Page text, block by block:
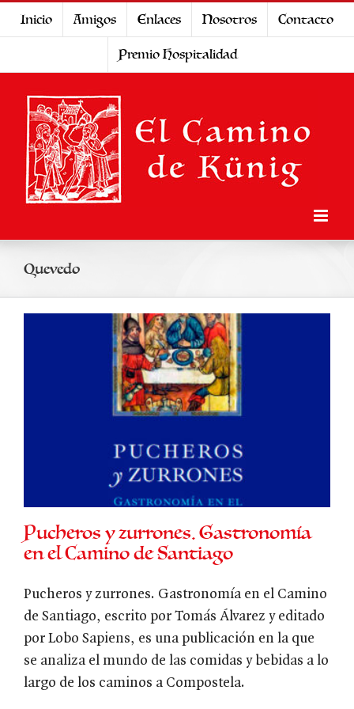
Inicio Amigos Enlaces Nosotros
Contacto
Premio Hospitalidad
Quevedo
Pucheros y zurrones. Gastronomía
en el Camino de Santiago
Pucheros y zurrones. Gastronomía en el Camino
de Santiago, escrito por Tomás Álvarez y editado
por Lobo Sapiens, es una publicación en la que
se analiza el mundo de las comidas y bebidas a lo
largo de los caminos a Compostela.